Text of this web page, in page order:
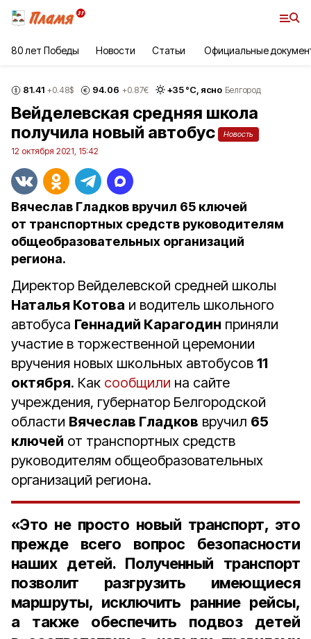
80 лет Победы Новости Статьи Официальные
81.41 +0.48$ 94.06 +0.87€ +35°С, ясно Белгород
Вейделевская средняя школа
получила новый автобус
Новость
12 октября 2021, 15:42
Вячеслав Гладков вручил 65 ключей
от транспортных средств руководителям
общеобразовательных организаций
региона.
Директор Вейделевской средней школы
Наталья Котова и водитель школьного
автобуса Геннадий Карагодин приняли
участие в торжественной церемонии
вручения новых школьных автобусов 11
октября. Как сообщили на сайте
учреждения, губернатор Белгородской
области Вячеслав Гладков вручил 65
ключей от транспортных средств
руководителям общеобразовательных
организаций региона.
«Это не просто новый транспорт, это
прежде всего вопрос безопасности
наших детей. Полученный транспорт
позволит разгрузить имеющиеся
маршруты, исключить ранние рейсы,
а также обеспечить подвоз детей